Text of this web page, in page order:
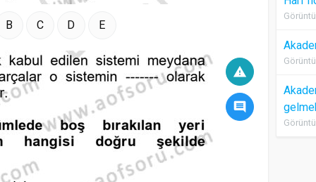
B C D E
warning
comment